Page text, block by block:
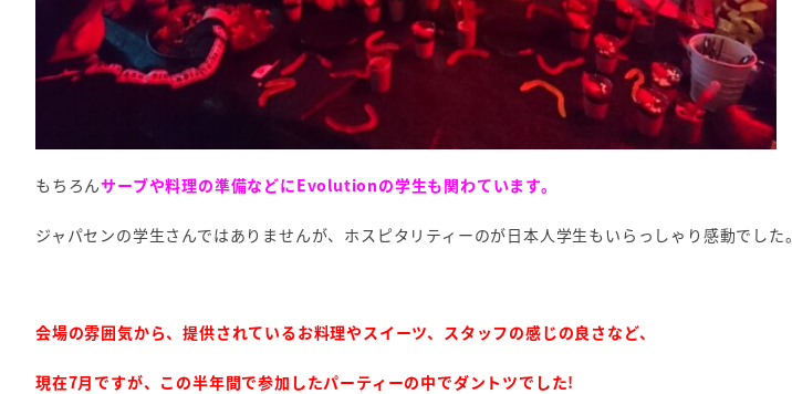
もちろんサーブや料理の準備などにEvolutionの学生も関わています。
ジャパセンの学生さんではありませんが、ホスピタリティーのが日本人学生もいらっしゃり感動でした。
会場の雰囲気から、提供されているお料理やスイーツ、スタッフの感じの良さなど、
現在7月ですが、この半年間で参加したパーティーの中でダントツでした!